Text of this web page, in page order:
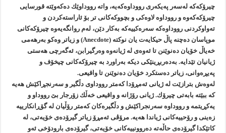
چیرۆكه‌كه‌ له‌سه‌ر په‌یكه‌ری رووداوه‌كه‌یه‌، واته‌ رووداوێك ده‌كه‌وێته‌ قورسایی
چیرۆكه‌كه‌وه‌ و رووداوه‌ لاوه‌كی و بچووكه‌كانی تر بۆ ئاراسته‌كردن و
ته‌واوكردنی رووداوه‌كه‌ سه‌ره‌كییه‌كه‌ به‌كار دێن، له‌م روانگه‌یه‌وه‌ چیرۆكه‌كانی
موپاسان ده‌چنه‌ پاڵ حیكایه‌ت یان نوكته‌ (Anecdote) و زیاتر وه‌كو به‌رهه‌می
خه‌یاڵ خۆیان ده‌نوێنن تا ئه‌وه‌ی له‌ ژیانه‌وه‌ وه‌رگیرابن، ئه‌گه‌رچی هه‌ستی
ژیانیان تێدایه‌. به‌ده‌ربڕینێكی دیكه‌ به‌راورد به‌ چیرۆكه‌كانی چیخۆف و
په‌یڕه‌وانی، زیاتر ده‌ستكرد خۆیان ده‌نوێنن تا واقیعی.
له‌وه‌ش بترازێت له‌ ژیانی ئه‌مڕۆدا كه‌متر رووداوی دڵگیر و سه‌رنجڕاكێش هه‌یه‌
كه‌ ببێته‌ بابه‌تی چیرۆك. ژیانی رۆژانه‌ و واقیعی خه‌ڵك زۆرجار بێ رووداو و
یه‌كڕیتمه‌ و رووداوه‌ سه‌رنجراكێش و دڵگیره‌كان كه‌متر رۆڵیان له‌ گۆڕانكارییه‌
زه‌ینی و رۆحییه‌كانی ژیاندا هه‌یه‌. مرۆڤی ئه‌مڕۆ زیاتر گیرۆده‌ی خۆیه‌تی، له‌
كاتێكدا گیرۆده‌ی حاڵه‌ته‌ ده‌روونییه‌كانی خۆیه‌تی، گیرۆده‌ی بارودۆخی ئه‌و